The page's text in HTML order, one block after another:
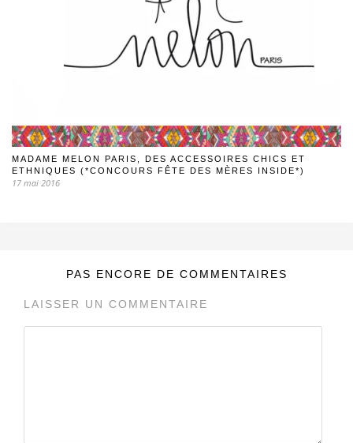
MADAME MELON PARIS, DES ACCESSOIRES CHICS ET
ETHNIQUES (*CONCOURS FÊTE DES MÈRES INSIDE*)
17 mai 2016
PAS ENCORE DE COMMENTAIRES
LAISSER UN COMMENTAIRE